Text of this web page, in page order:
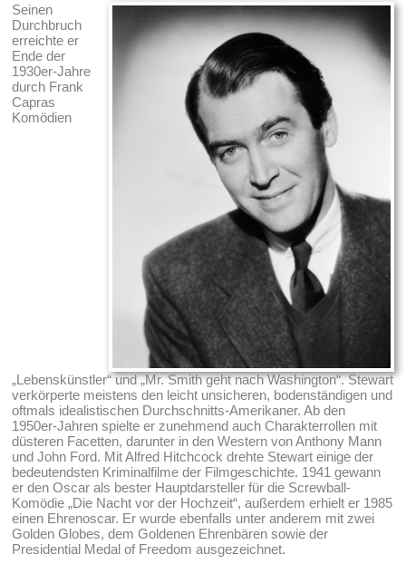
Seinen
Durchbruch
erreichte er
Ende der
1930er-Jahre
durch Frank
Capras
Komödien
„Lebenskünstler“ und „Mr. Smith geht nach Washington“. Stewart
verkörperte meistens den leicht unsicheren, bodenständigen und
oftmals idealistischen Durchschnitts-Amerikaner. Ab den
1950er-Jahren spielte er zunehmend auch Charakterrollen mit
düsteren Facetten, darunter in den Western von Anthony Mann
und John Ford. Mit Alfred Hitchcock drehte Stewart einige der
bedeutendsten Kriminalfilme der Filmgeschichte. 1941 gewann
er den Oscar als bester Hauptdarsteller für die Screwball-
Komödie „Die Nacht vor der Hochzeit“, außerdem erhielt er 1985
einen Ehrenoscar. Er wurde ebenfalls unter anderem mit zwei
Golden Globes, dem Goldenen Ehrenbären sowie der
Presidential Medal of Freedom ausgezeichnet.